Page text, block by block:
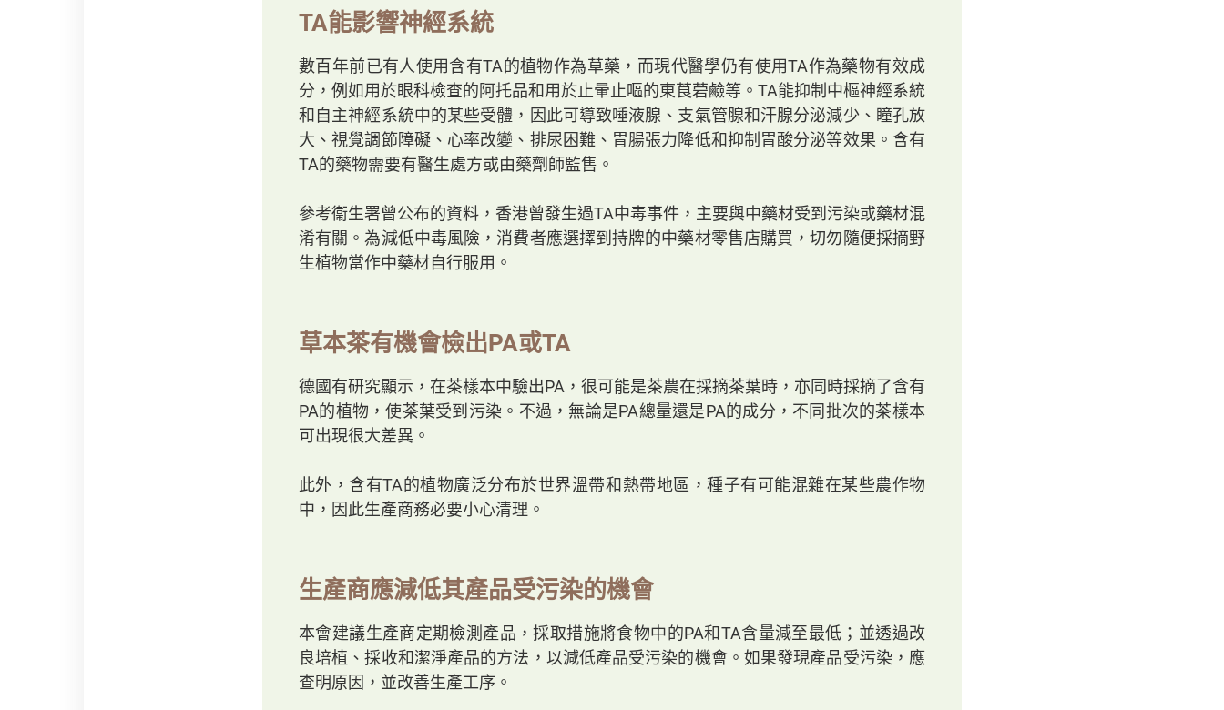
TA能影響神經系統
數百年前已有人使用含有TA的植物作為草藥，而現代醫學仍有使用TA作為藥物有效成
分，例如用於眼科檢查的阿托品和用於止暈止嘔的東莨菪鹼等。TA能抑制中樞神經系統
和自主神經系統中的某些受體，因此可導致唾液腺、支氣管腺和汗腺分泌減少、瞳孔放
大、視覺調節障礙、心率改變、排尿困難、胃腸張力降低和抑制胃酸分泌等效果。含有
TA的藥物需要有醫生處方或由藥劑師監售。
參考衞生署曾公布的資料，香港曾發生過TA中毒事件，主要與中藥材受到污染或藥材混
淆有關。為減低中毒風險，消費者應選擇到持牌的中藥材零售店購買，切勿隨便採摘野
生植物當作中藥材自行服用。
草本茶有機會檢出PA或TA
德國有研究顯示，在茶樣本中驗出PA，很可能是茶農在採摘茶葉時，亦同時採摘了含有
PA的植物，使茶葉受到污染。不過，無論是PA總量還是PA的成分，不同批次的茶樣本
可出現很大差異。
此外，含有TA的植物廣泛分布於世界溫帶和熱帶地區，種子有可能混雜在某些農作物
中，因此生產商務必要小心清理。
生產商應減低其產品受污染的機會
本會建議生產商定期檢測產品，採取措施將食物中的PA和TA含量減至最低；並透過改
良培植、採收和潔淨產品的方法，以減低產品受污染的機會。如果發現產品受污染，應
查明原因，並改善生產工序。